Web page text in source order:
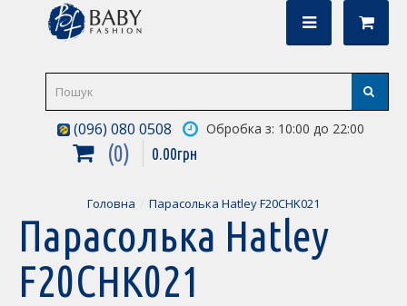
(096) 080 0508 Обробка з: 10:00 до 22:00
0 0.00грн
Головна Парасолька Hatley F20CHK021
Парасолька Hatley
F20CHK021